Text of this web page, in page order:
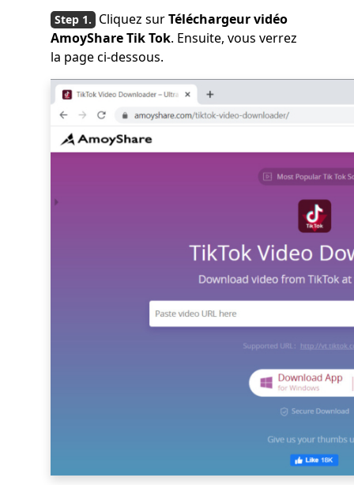
Cliquez surTéléchargeur vidéo
AmoyShare Tik Tok. Ensuite, vous verrez
la page ci-dessous.